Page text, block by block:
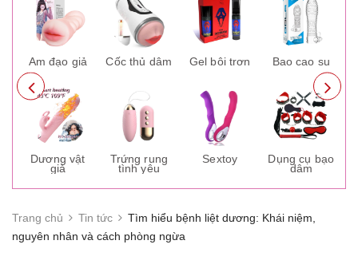
Âm đạo giả
Dương vật
giả
Cốc thủ dâm
Trứng rung
tình yêu
Gel bôi trơn
Sextoy
Bao cao su
Dụng cụ bạo
dâm
Trang chủ Tin tức
Tìm hiểu bệnh liệt dương: Khái niệm,
nguyên nhân và cách phòng ngừa